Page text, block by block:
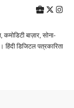
बाज़ार, सोना-
डिजिटल पत्रकारिता